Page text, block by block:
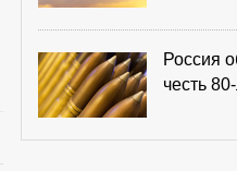
Россия
честь